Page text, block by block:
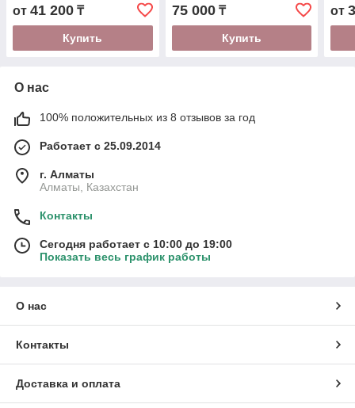
от 41 200 ₸
Купить
75 000₸
Купить
от
О нас
100% положительных из 8 отзывов за год
Работает с 25.09.2014
г. Алматы
Алматы, Казахстан
Контакты
Сегодня работает с 10:00 до 19:00
Показать весь график работы
О нас
Контакты
Доставка и оплата